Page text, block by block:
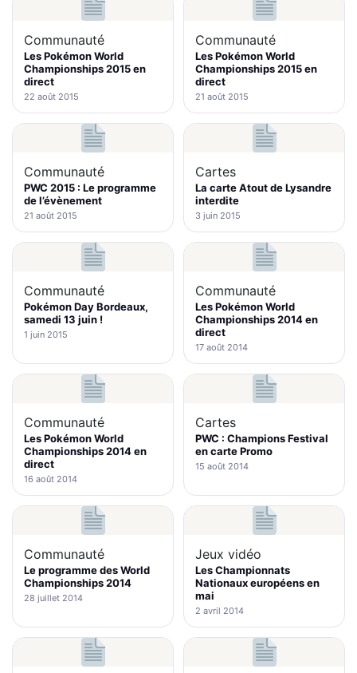
Communauté
Les Pokémon World
Championships 2015 en
direct
22 août 2015
Communauté
Les Pokémon World
Championships 2015 en
direct
21 août 2015
Communauté
PWC 2015 : Le programme
de l’évènement
21 août 2015
Cartes
La carte Atout de Lysandre
interdite
3 juin 2015
Communauté
Pokémon Day Bordeaux,
samedi 13 juin !
1 juin 2015
Communauté
Les Pokémon World
Championships 2014 en
direct
17 août 2014
Communauté
Les Pokémon World
Championships 2014 en
direct
16 août 2014
Cartes
PWC : Champions Festival
en carte Promo
15 août 2014
Communauté
Le programme des World
Championships 2014
28 juillet 2014
Jeux vidéo
Les Championnats
Nationaux européens en
mai
2 avril 2014